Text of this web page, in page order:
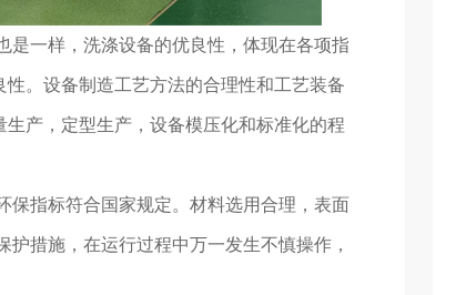
一样，洗涤设备的优良性，体现在各项指
。设备制造工艺方法的合理性和工艺装备
产，定型生产，设备模压化和标准化的程
指标符合国家规定。材料选用合理，表面
措施，在运行过程中万一发生不慎操作，